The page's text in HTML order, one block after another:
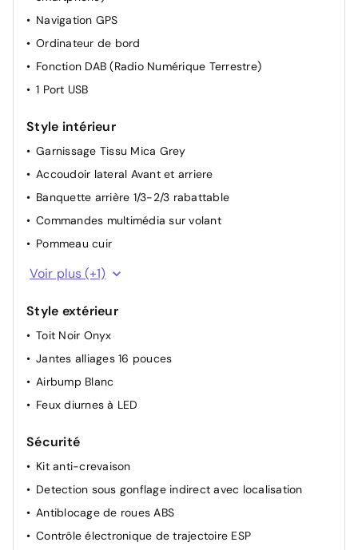
Rétroviseurs extérieur chauffant
Condamnation centralisée avec PLIP
Siège conducteur réglable en hauteur
Retroviseur interieur jour-nuit
Lève vitres AV électriques et séquentiels
Rétroviseurs extérieurs réglables électriquement
Navigation GPS
Ordinateur de bord
Fonction DAB (Radio Numérique Terrestre)
1 Port USB
Style intérieur
Garnissage Tissu Mica Grey
Accoudoir lateral Avant et arriere
Banquette arrière 1/3-2/3 rabattable
Commandes multimédia sur volant
Pommeau cuir
Volant croûte de cuir
Voir plus (+1)
Style extérieur
Toit Noir Onyx
Jantes alliages 16 pouces
Airbump Blanc
Feux diurnes à LED
Sécurité
Kit anti-crevaison
Detection sous gonflage indirect avec localisation
Antiblocage de roues ABS
Contrôle électronique de trajectoire ESP